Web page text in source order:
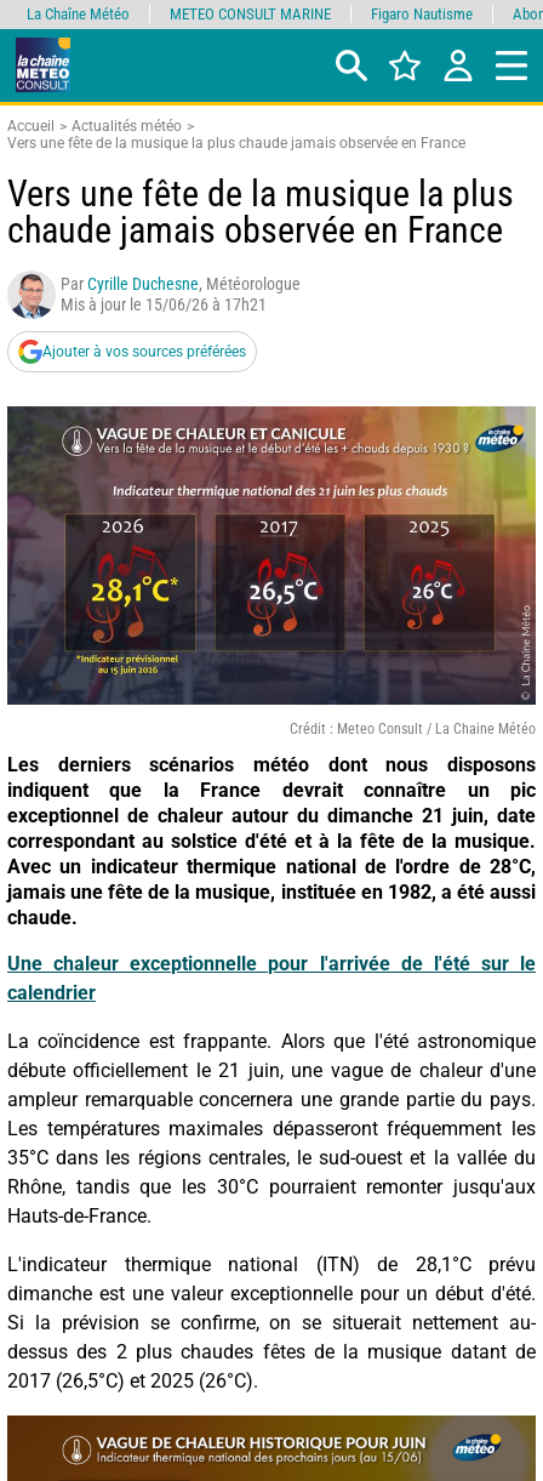
Accueil
Actualités météo
Vers une fête de la musique la plus chaude jamais observée en France
Vers une fête de la musique la plus
chaude jamais observée en France
ParCyrille Duchesne, Météorologue
Mis à jour le 15/06/26 à 17h21
Ajouter à vos sources préférées
Crédit : Meteo Consult / La Chaine Météo
Les derniers scénarios météo dont nous disposons
indiquent que la France devrait connaître un pic
exceptionnel de chaleur autour du dimanche 21 juin, date
correspondant au solstice d'été et à la fête de la musique.
Avec un indicateur thermique national de l'ordre de 28°C,
jamais une fête de la musique, instituée en 1982, a été aussi
chaude.
Une chaleur exceptionnelle pour l'arrivée de l'été sur le
calendrier
La coïncidence est frappante. Alors que l'été astronomique
débute officiellement le 21 juin, une vague de chaleur d'une
ampleur remarquable concernera une grande partie du pays.
Les températures maximales dépasseront fréquemment les
35°C dans les régions centrales, le sud-ouest et la vallée du
Rhône, tandis que les 30°C pourraient remonter jusqu'aux
Hauts-de-France.
L'indicateur thermique national (ITN) de 28,1°C prévu
dimanche est une valeur exceptionnelle pour un début d'été.
Si la prévision se confirme, on se situerait nettement au-
dessus des 2 plus chaudes fêtes de la musique datant de
2017 (26,5°C) et 2025 (26°C).
La Chaîne Météo METEO CONSULT MARINE Figaro Nautisme